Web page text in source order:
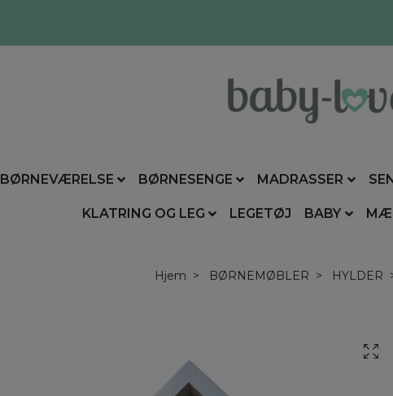
BØRNEVÆRELSE BØRNESENGE MADRASSER
KLATRING OG LEG LEGETØJ BABY
Hjem BØRNEMØBLER HYLDER